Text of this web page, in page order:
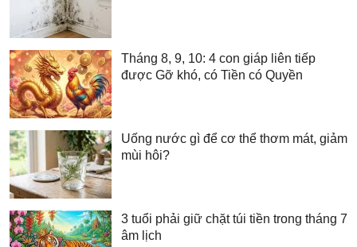
Tháng 8, 9, 10: 4 con giáp liên tiếp
được Gỡ khó, có Tiền có Quyền
Uống nước gì để cơ thể thơm mát, giảm
mùi hôi?
3 tuổi phải giữ chặt túi tiền trong tháng 7
âm lịch